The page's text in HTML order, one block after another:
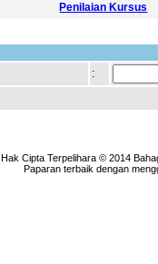
Penilaian Kursus
:
Hak Cipta Terpelihara © 2014
Paparan terbaik dengan